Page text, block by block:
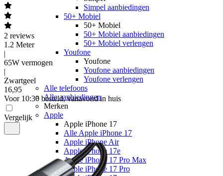
Simpel aanbiedingen
50+ Mobiel
50+ Mobiel
50+ Mobiel aanbiedingen
50+ Mobiel verlengen
Youfone
Youfone
Youfone aanbiedingen
Youfone verlengen
Alle telefoons
Alle aanbiedingen
Merken
Apple
Apple iPhone 17
Alle Apple iPhone 17
Apple iPhone Air
Apple iPhone 17e
Apple iPhone 17 Pro Max
Apple iPhone 17 Pro
2 reviews
1.2 Meter
|
65W vermogen
|
Zwartgeel
16,95
Voor 10:30 besteld, vanavond in huis
Vergelijk